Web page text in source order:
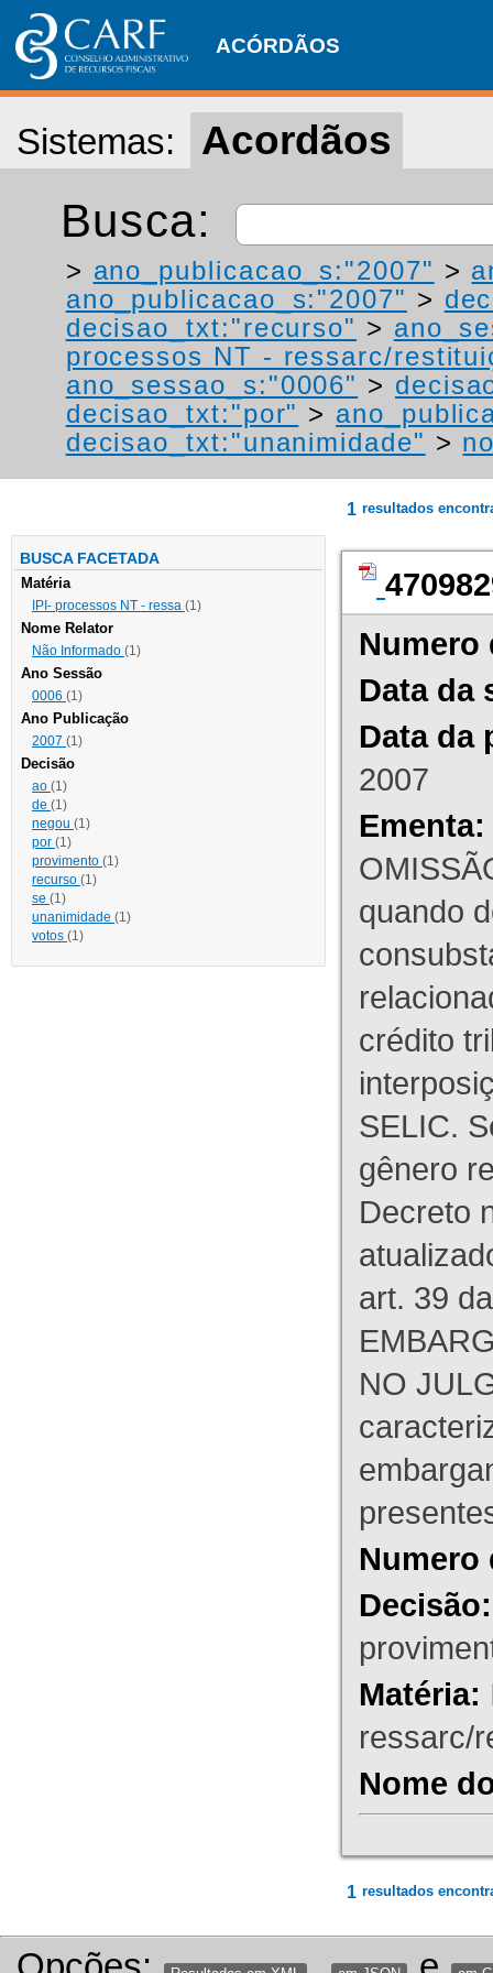
ACÓRDÃOS
Sistemas: Acordãos
Busca:
> ano_publicacao_s:"2007" >
ano_publicacao_s:"2007" >
decisao_txt:"recurso" >
processos NT - ressarc/
ano_sessao_s:"0006" >
decisao_txt:"por" >
decisao_txt:"unanimidade" >
BUSCA FACETADA
Matéria
IPI- processos NT - ressa (1)
Nome Relator
Não Informado (1)
Ano Sessão
0006 (1)
Ano Publicação
2007 (1)
Decisão
ao (1)
de (1)
negou (1)
por (1)
provimento (1)
recurso (1)
se (1)
unanimidade (1)
votos (1)
1 resultados
Numero
Data da
Data da
2007
Ementa:
quando
crédito
SELIC.
gênero
Decreto
art. 39
NO
Numero
Decisão:
Matéria:
ressarc/
Nome
1 resultados